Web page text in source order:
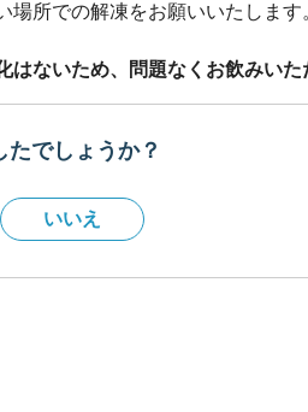
所での解凍をお願いいたします
ないため、問題なくお飲みいた
たでしょうか？
いいえ